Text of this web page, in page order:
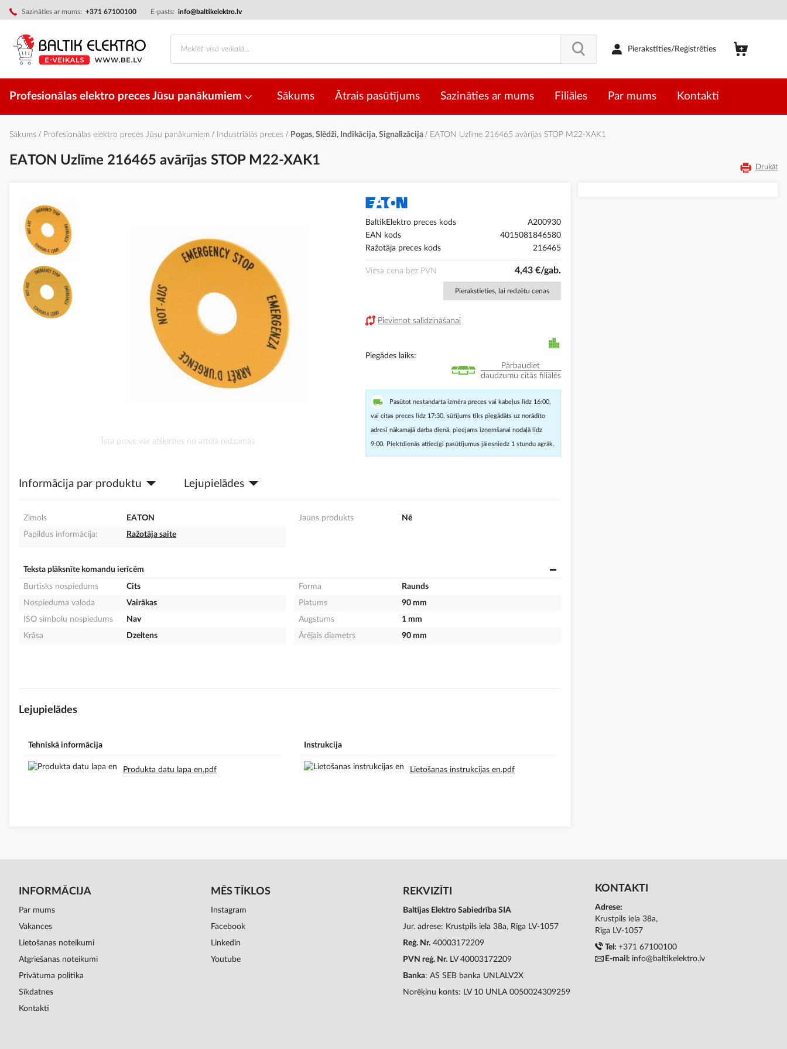
Sazināties ar mums: +371 67100100 E-pasts: info@baltikelektro.lv
Skip
to
Content
Pierakstīties/Reģistrēties
Profesionālas elektro preces Jūsu panākumiem Sākums Ātrais pasūtījums Sazināties ar mums Filiāles Par mums Kontakti
Sākums Profesionālas elektro preces Jūsu panākumiem Industriālās preces Pogas, Slēdži, Indikācija, Signalizācija EATON Uzlīme 216465 avārījas STOP M22-XAK1
EATON Uzlīme 216465 avārījas STOP M22-XAK1 Drukāt
galerijas
beigām
Īsta prece var atšķirties no attēlā redzamās
BaltikElektro preces kods
A200930
EAN kods
4015081846580
Ražotāja preces kods
216465
Viesa cena bez PVN 4,43 €/gab.
Pierakstieties, lai redzētu cenas
Pievienot salīdzināšanai
Piegādes laiks
Pārbaudiet
daudzumu citās filiālēs
Pasūtot nestandarta izmēra preces vai kabeļus līdz 16:00,
vai citas preces līdz 17:30, sūtījums tiks piegādāts uz norādīto
adresi nākamajā darba dienā, pieejams izņemšanai nodaļā līdz
9:00. Piektdienās attiecīgi pasūtījumus jāiesniedz 1 stundu agrāk.
Informācija par produktu Lejupielādes
Zīmols
EATON
Papildus informācija:
Ražotāja saite
Jauns produkts Nē
Teksta plāksnīte komandu ierīcēm
Burtisks nospiedums
Cits
Nospieduma valoda
Vairākas
ISO simbolu nospiedums
Nav
Krāsa
Dzeltens
Forma
Raunds
Platums
90 mm
Augstums
1 mm
Ārējais diametrs
90 mm
Lejupielādes
Tehniskā informācija
Produkta datu lapa en.pdf
Instrukcija
Lietošanas instrukcijas en.pdf
INFORMĀCIJA
Par mums
Vakances
Lietošanas noteikumi
Atgriešanas noteikumi
Privātuma politika
Sīkdatnes
Kontakti
MĒS TĪKLOS
Instagram
Facebook
Linkedin
Youtube
REKVIZĪTI
Baltijas Elektro Sabiedrība SIA
Jur. adrese: Krustpils iela 38a, Rīga LV-1057
Reģ. Nr. 40003172209
PVN reģ. Nr. LV 40003172209
Banka: AS SEB banka UNLALV2X
Norēķinu konts: LV 10 UNLA 0050024309259
KONTAKTI
Adrese:
Krustpils iela 38a,
Rīga LV-1057
Tel: +371 67100100
E-mail: info@baltikelektro.lv